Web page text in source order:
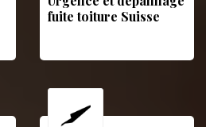
fuite toiture Suisse